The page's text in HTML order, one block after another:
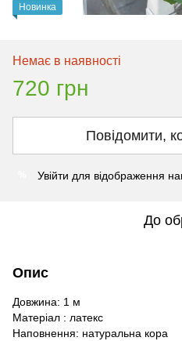
Новинка
Немає в наявності
720 грн
Повідомити,
Увійти для відображення
До
Опис
Довжина: 1 м
Матеріал : латекс
Наповнення: натуральна кора